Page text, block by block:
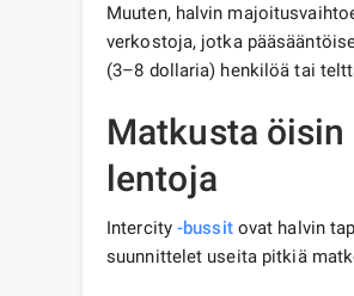
Muuten, halvin
verkostoja, jotka
(3–8 dollaria) henkilöä tai
Matkusta
lentoja
Intercity -bussitovat halvin
suunnittelet useita pitkiä